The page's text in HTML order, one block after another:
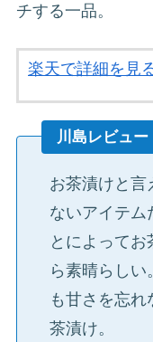
チする一品。
楽天で詳細を見
川島レビュー
お茶漬けと言
ないアイテム
とによって
ら素晴らしい
も甘さを忘
茶漬け。